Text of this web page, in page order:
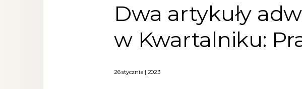
Dwa artykuły
w Kwartalniku:
26 stycznia | 2023